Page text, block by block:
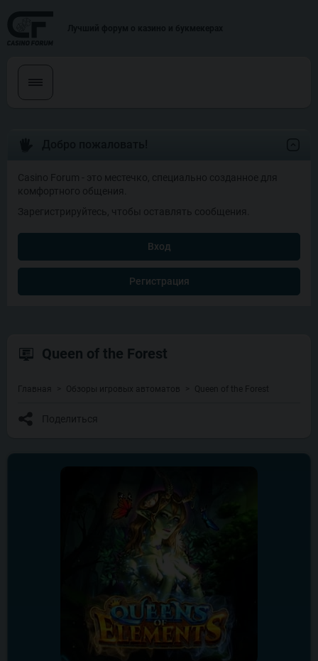
Queen of the Forest
Главная Обзоры игровых автоматов Queen of the Forest
Поделиться
Casino Forum - это местечко, специально созданное для
комфортного общения.
Зарегистрируйтесь, чтобы оставлять сообщения.
Вход
Регистрация